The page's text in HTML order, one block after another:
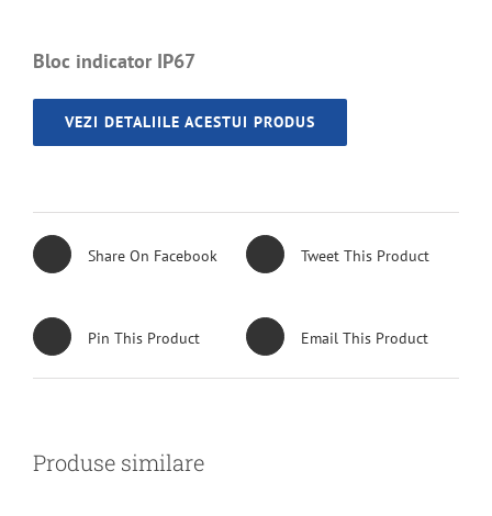
Bloc indicator IP67
VEZI DETALIILE ACESTUI PRODUS
Share On Facebook Tweet This Product
Pin This Product Email This Product
Produse similare
DETALII